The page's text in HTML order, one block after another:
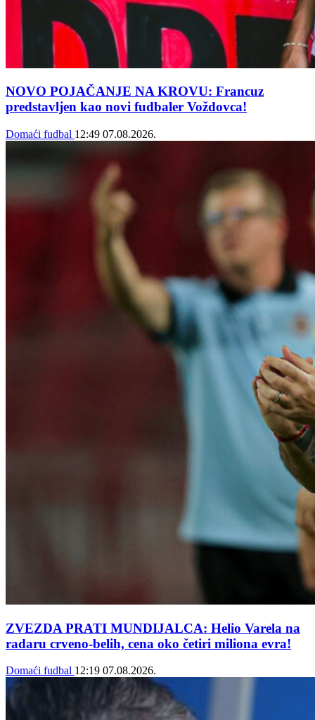
NOVO POJAČANJE NA KROVU: Francuz
predstavljen kao novi fudbaler Voždovca!
Domaći fudbal 12:49 07.08.2026.
ZVEZDA PRATI MUNDIJALCA: Helio Varela na
radaru crveno-belih, cena oko četiri miliona evra!
Domaći fudbal 12:19 07.08.2026.